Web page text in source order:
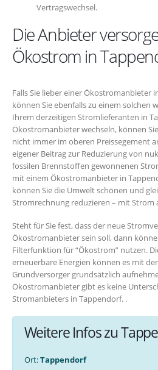
Vertragswechsel.
Die Anbieter
Ökostrom in
Falls Sie lieber einer Ökostromanbieter
können Sie ebenfalls zu einem solchen
Ihrem derzeitigen Stromlieferanten in
Ökostromanbieter wechseln, können
nicht immer im oberen Preissegement
eigener Beitrag zur Reduzierung von
fossilen Brennstoffen gewonnenen
mit einem Ökostromanbieter in
können Sie die Umwelt schönen und
Stromrechnung reduzieren – mit Strom
Steht für Sie fest, dass der neue
Ökostromanbieter sein soll, dann
Filterfunktion für “Ökostrom” nutzen.
erneuerbare Energien können es mit
Grundversorger grundsätzlich
Ökostromanbieter gibt es keine
Stromanbieters in Tappendorf. .
Weitere Infos zu
Ort:Tappendorf